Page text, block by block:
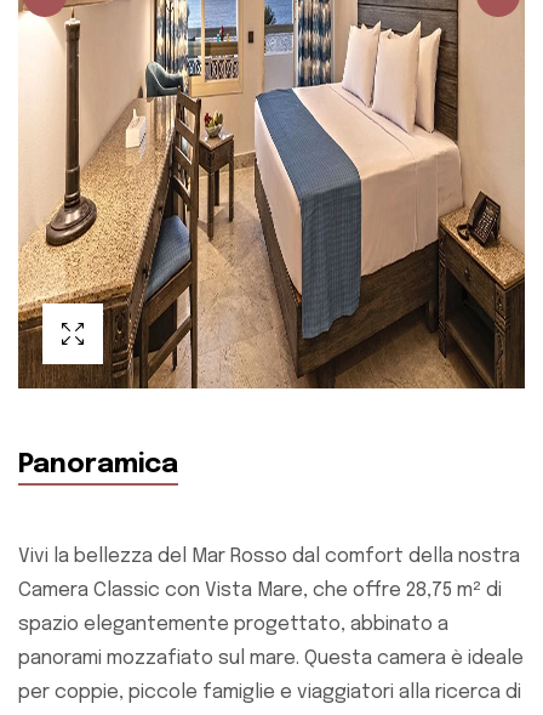
Panoramica
Vivi la bellezza del Mar Rosso dal comfort della nostra
Camera Classic con Vista Mare, che offre 28,75 m² di
spazio elegantemente progettato, abbinato a
panorami mozzafiato sul mare. Questa camera è ideale
per coppie, piccole famiglie e viaggiatori alla ricerca di